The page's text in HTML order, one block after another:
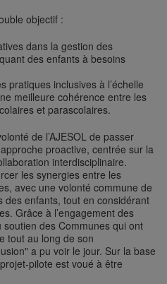
objectif :
dans la gestion des
des enfants à besoins
pratiques inclusives à l’échelle
meilleure cohérence entre les
et parascolaires.
de l’AJESOL de passer
proactive, centrée sur la
interdisciplinaire.
les synergies entre les
avec une volonté commune de
des enfants, tout en considérant
Grâce à l’engagement des
soutien des Communes qui ont
tout au long de son
a pu voir le jour. Sur la base
pilote est voué à être